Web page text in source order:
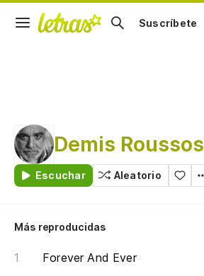
Suscríbete
Demis Roussos
Escuchar Aleatorio
Más reproducidas
Forever And Ever